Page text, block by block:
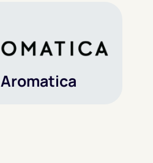
Aromatica